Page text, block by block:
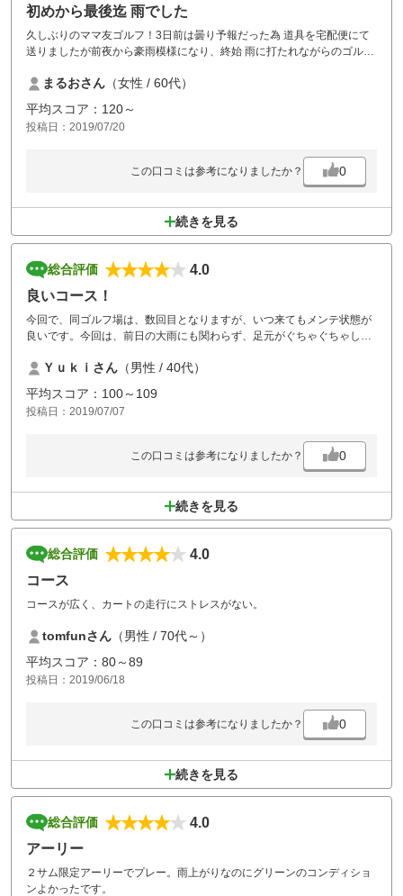
初めから最後迄 雨でした
久しぶりのママ友ゴルフ！3日前は曇り予報だった為 道具を宅配便にて
送りましたが前夜から豪雨模様になり、終始 雨に打たれながらのゴルフ
りました。あの大雨の中 プレーする方々が結構いらしたのが意外でした
が スタッフの方達も感じ良く、次回は是非リベンジしに来たいと思いま
した
まるおさん （女性 / 60代）
平均スコア：120～
投稿日：2019/07/20
この口コミは参考になりましたか？ 0
続きを見る
総合評価
4.0
良いコース！
今回で、同ゴルフ場は、数回目となりますが、いつ来てもメンテ状態が
良いです。今回は、前日の大雨にも関わらず、足元がぐちゃぐちゃして
に雑草も生えておらず、ご苦労なさっていると思いますた。また、来ま
す！
Ｙｕｋｉさん （男性 / 40代）
平均スコア：100～109
投稿日：2019/07/07
この口コミは参考になりましたか？ 0
続きを見る
総合評価
4.0
コース
コースが広く、カートの走行にストレスがない。
tomfunさん （男性 / 70代～）
平均スコア：80～89
投稿日：2019/06/18
この口コミは参考になりましたか？ 0
続きを見る
総合評価
4.0
アーリー
２サム限定アーリーでプレー。雨上がりなのにグリーンのコンディショ
ンよかったです。